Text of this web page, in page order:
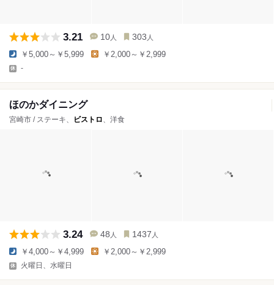
3.21 10 人 303 人
￥5,000～￥5,999 ￥2,000～￥2,999
-
ほのかダイニング
宮崎市 / ステーキ、 ビストロ、洋食
3.24 48 人 1437 人
￥4,000～￥4,999 ￥2,000～￥2,999
火曜日、水曜日